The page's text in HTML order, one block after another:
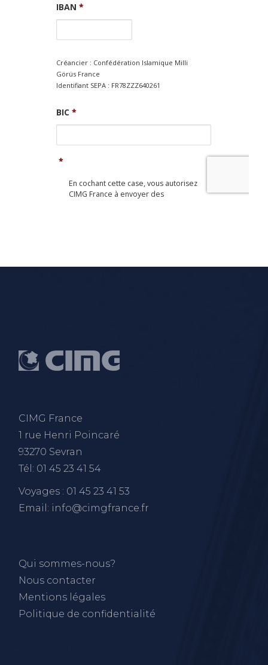
CIMG France
1 rue Henri Poincaré
93270 Sevran
Tél: 01 45 23 41 54
Voyages : 01 45 23 41 53
Email: info@cimgfrance.fr
Qui sommes-nous?
Nous contacter
Mentions légales
Politique de confidentialité